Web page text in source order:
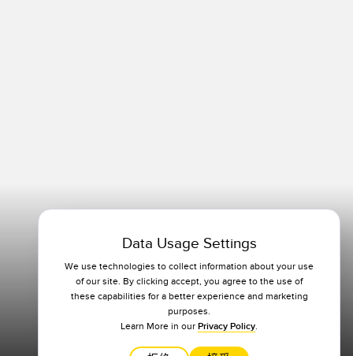
Data Usage Settings
We use technologies to collect information about your use
of our site. By clicking accept, you agree to the use of
these capabilities for a better experience and marketing
purposes.
Learn More in our Privacy Policy.